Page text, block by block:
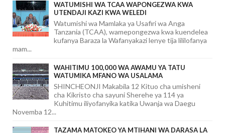
WATUMISHI WA TCAA WAPONGEZWA KWA
UTENDAJI KAZI KWA WELEDI
Watumishi wa Mamlaka ya Usafiri wa Anga
Tanzania (TCAA), wamepongezwa kwa kuendelea
kufanya Baraza la Wafanyakazi lenye tija lililofanya
mam...
WAHITIMU 100,000 WA AWAMU YA TATU
WATUMIKA MFANO WA USALAMA
SHINCHEONJI Makabila 12 Kituo cha umisheni
cha Kikristo cha sayuni Sherehe ya 114 ya
Kuhitimu iliyofanyika katika Uwanja wa Daegu
Novemba 12...
TAZAMA MATOKEO YA MTIHANI WA DARASA LA